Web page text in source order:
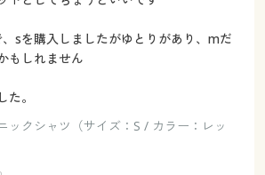
sを購入しましたがゆとりがあり、mだ
もしれません
。
ックシャツ（サイズ：S / カラー：レッ